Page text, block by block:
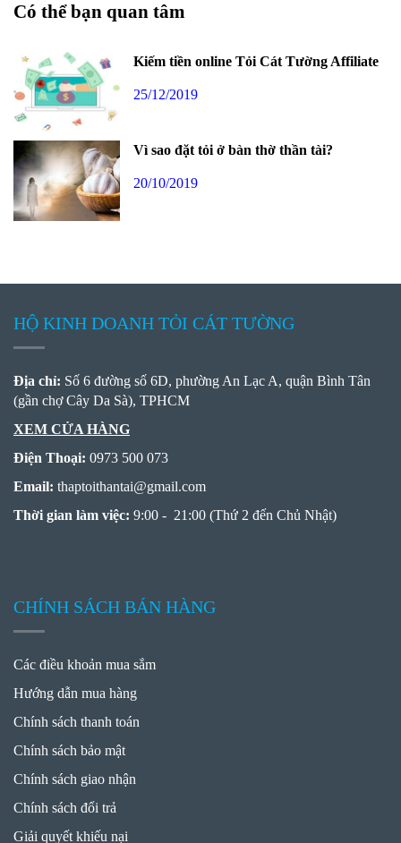
Có thể bạn quan tâm
Kiếm tiền online Tỏi Cát Tường Affiliate
25/12/2019
Vì sao đặt tỏi ở bàn thờ thần tài?
20/10/2019
HỘ KINH DOANH TỎI CÁT TƯỜNG
Địa chỉ: Số 6 đường số 6D, phường An Lạc A, quận Bình Tân
(gần chợ Cây Da Sà), TPHCM
XEM CỬA HÀNG
Điện Thoại: 0973 500 073
Email: thaptoithantai@gmail.com
Thời gian làm việc: 9:00 - 21:00 (Thứ 2 đến Chủ Nhật)
CHÍNH SÁCH BÁN HÀNG
Các điều khoản mua sắm
Hướng dẫn mua hàng
Chính sách thanh toán
Chính sách bảo mật
Chính sách giao nhận
Chính sách đổi trả
Giải quyết khiếu nại